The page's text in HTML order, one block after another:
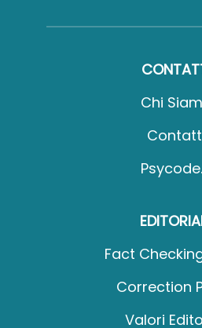
Chi
Fact
Correction
Valori